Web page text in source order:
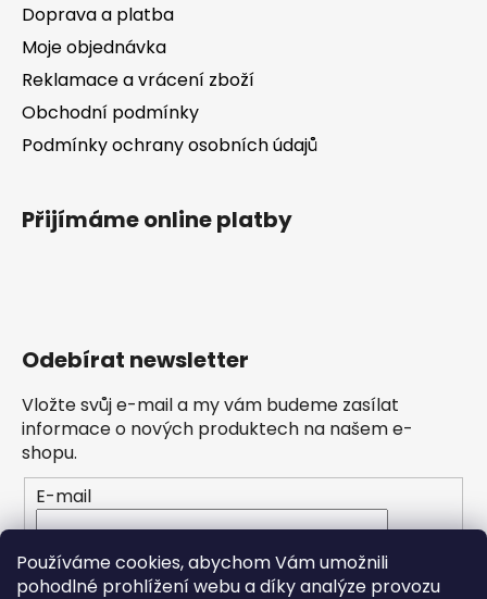
Používáme cookies, abychom Vám umožnili
pohodlné prohlížení webu a díky analýze provozu
Doprava a platba
Moje objednávka
Reklamace a vrácení zboží
Obchodní podmínky
Podmínky ochrany osobních údajů
Přijímáme online platby
Odebírat newsletter
Vložte svůj e-mail a my vám budeme zasílat
informace o nových produktech na našem e-
shopu.
E-mail
Vložením e-mailu souhlasíte s podmínkami
ochrany osobních údajů